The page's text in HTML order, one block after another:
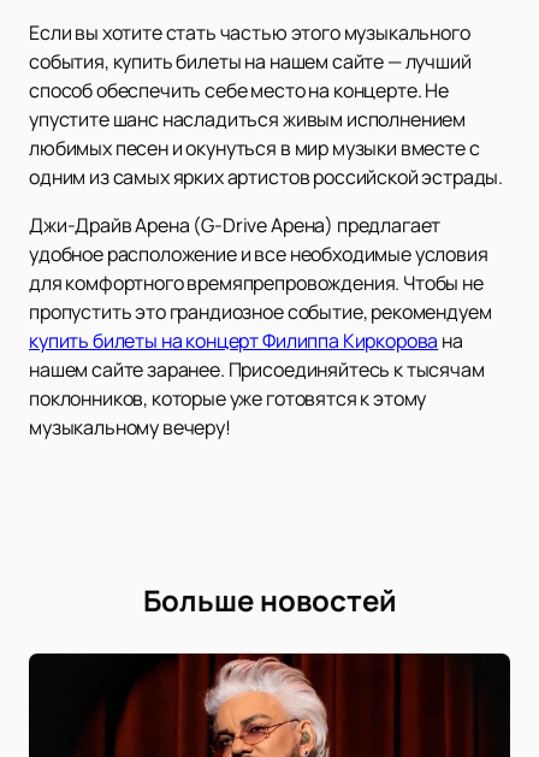
Если вы хотите стать частью этого музыкального
события, купить билеты на нашем сайте — лучший
способ обеспечить себе место на концерте. Не
упустите шанс насладиться живым исполнением
любимых песен и окунуться в мир музыки вместе с
одним из самых ярких артистов российской эстрады.
Джи-Драйв Арена (G-Drive Арена) предлагает
удобное расположение и все необходимые условия
для комфортного времяпрепровождения. Чтобы не
пропустить это грандиозное событие, рекомендуем
купить билеты на концерт Филиппа Киркорова на
нашем сайте заранее. Присоединяйтесь к тысячам
поклонников, которые уже готовятся к этому
музыкальному вечеру!
Больше новостей